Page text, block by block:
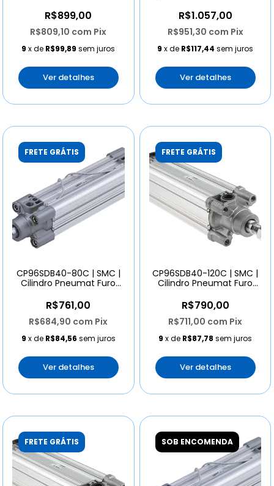
R$899,00
R$809,10 com Pix
9 x de R$99,89 sem juros
Ver detalhes
R$1.057,00
R$951,30 com Pix
9 x de R$117,44 sem juros
Ver detalhes
FRETE GRÁTIS
CP96SDB40-80C | SMC |
Cilindro Pneumat Furo
R$761,00
R$684,90 com Pix
9 x de R$84,56 sem juros
Ver detalhes
FRETE GRÁTIS
CP96SDB40-120C | SMC |
Cilindro Pneumat Furo
R$790,00
R$711,00 com Pix
9 x de R$87,78 sem juros
Ver detalhes
FRETE GRÁTIS SOB ENCOMENDA